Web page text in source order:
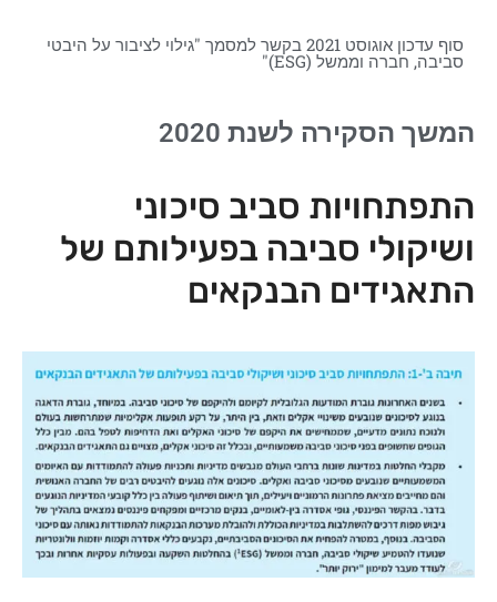
סוף עדכון אוגוסט 2021 בקשר למסמך "גילוי לציבור על היבטי
סביבה, חברה וממשל (ESG)"
המשך הסקירה לשנת 2020
התפתחויות סביב סיכוני
ושיקולי סביבה בפעילותם של
התאגידים הבנקאים